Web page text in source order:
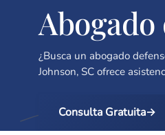
¿Busca un abogado
Johnson, SC ofrece
Consulta Gratuita